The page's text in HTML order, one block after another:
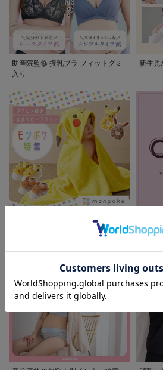
助産院監修 授乳ブラ フィットグミ
入り
新生児